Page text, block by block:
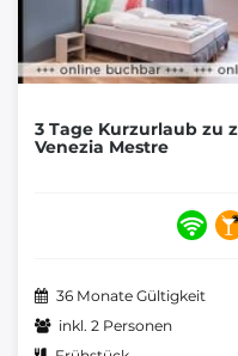
3 Tage Kurzurlaub zu
Venezia Mestre
36 Monate Gültigkeit
inkl. 2 Personen